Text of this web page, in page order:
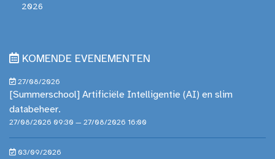
2026
KOMENDE EVENEMENTEN
27/08/2026
[Summerschool] Artificiële Intelligentie (AI) en slim
databeheer.
27/08/2026 09:30 — 27/08/2026 16:00
03/09/2026